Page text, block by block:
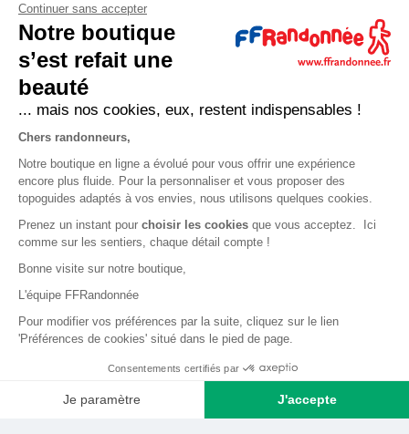
FAQ
Expéditions, livraisons et retours
Nous contacter
Qui sommes-nous ?
Comment devenir adhérent ?
Mentions légales
CGV et politique de confidentialité
Cookies
LA FÉDÉRATION
Faire un don
Continuer sans accepter
Notre boutique
s’est refait une
beauté
... mais nos cookies, eux, restent indispensables !
Chers randonneurs,
Notre boutique en ligne a évolué pour vous offrir une expérience
encore plus fluide. Pour la personnaliser et vous proposer des
topoguides adaptés à vos envies, nous utilisons quelques cookies.
Prenez un instant pour choisir les cookies que vous acceptez. Ici
comme sur les sentiers, chaque détail compte !
Bonne visite sur notre boutique,
L'équipe FFRandonnée
Pour modifier vos préférences par la suite, cliquez sur le lien
'Préférences de cookies' situé dans le pied de page.
Consentements certifiés par
Je paramètre J'accepte